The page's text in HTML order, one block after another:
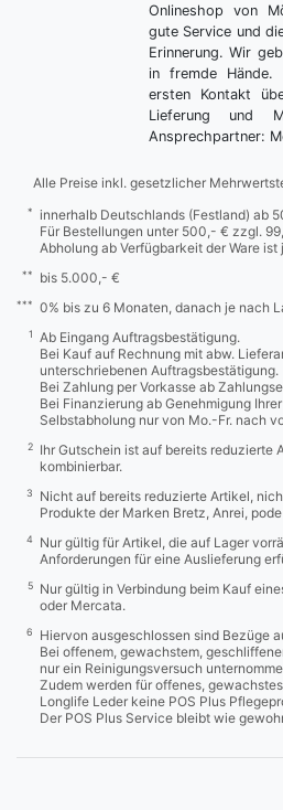
Onlineshop von
gute Service und
Erinnerung. Wir
in fremde Hände.
ersten Kontakt
Lieferung und
Ansprechpartner:
Alle Preise inkl. gesetzlicher
*
innerhalb Deutschlands (Festland) ab
Für Bestellungen unter 500,- € zzgl.
Abholung ab Verfügbarkeit der Ware
** bis 5.000,- €
*** 0% bis zu 6 Monaten, danach je nach
1
Ab Eingang Auftragsbestätigung.
Bei Kauf auf Rechnung mit abw.
unterschriebenen Auftragsbestätigung.
Bei Zahlung per Vorkasse ab
Bei Finanzierung ab Genehmigung
Selbstabholung nur von Mo.-Fr. nach
2
Ihr Gutschein ist auf bereits reduzierte
kombinierbar.
3
Nicht auf bereits reduzierte Artikel,
Produkte der Marken Bretz, Anrei, pode
4
Nur gültig für Artikel, die auf Lager
Anforderungen für eine Auslieferung
5
Nur gültig in Verbindung beim Kauf
oder Mercata.
6
Hiervon ausgeschlossen sind Bezüge
Bei offenem, gewachstem,
nur ein Reinigungsversuch
Zudem werden für offenes,
Longlife Leder keine POS Plus
Der POS Plus Service bleibt wie